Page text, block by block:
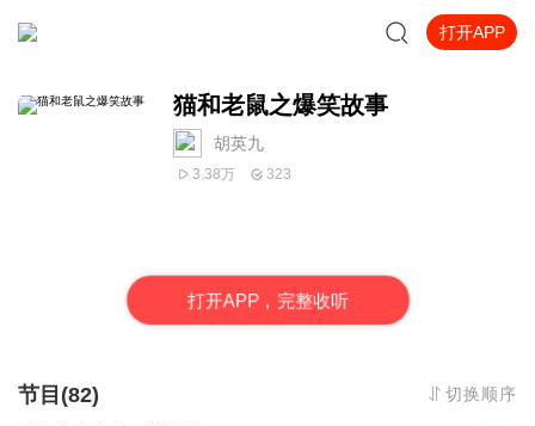
打开APP
猫和老鼠之爆笑故事
胡英九
3.38万 323
打开APP，完整收听
节目(82) 切换顺序